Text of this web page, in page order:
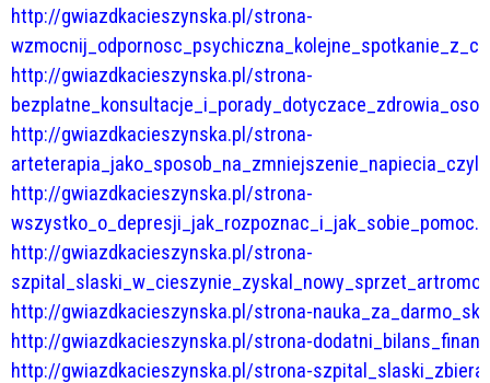
http://gwiazdkacieszynska.pl/strona-
http://gwiazdkacieszynska.pl/strona-
http://gwiazdkacieszynska.pl/strona-
http://gwiazdkacieszynska.pl/strona-
http://gwiazdkacieszynska.pl/strona-
http://gwiazdkacieszynska.pl/strona-
http://gwiazdkacieszynska.pl/strona-
http://gwiazdkacieszynska.pl/strona-